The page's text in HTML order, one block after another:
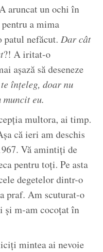
aruncat un ochi în
a mima
patul nefăcut. Dar cât
?! A iritat-o
aşază să deseneze
înţeleg, doar nu
eu.
multora, ai timp.
că ieri am deschis
Vă amintiţi de
pentru toţi. Pe asta
degetelor dintr-o
praf. Am scuturat-o
şi m-am cocoţat în
mintea ai nevoie